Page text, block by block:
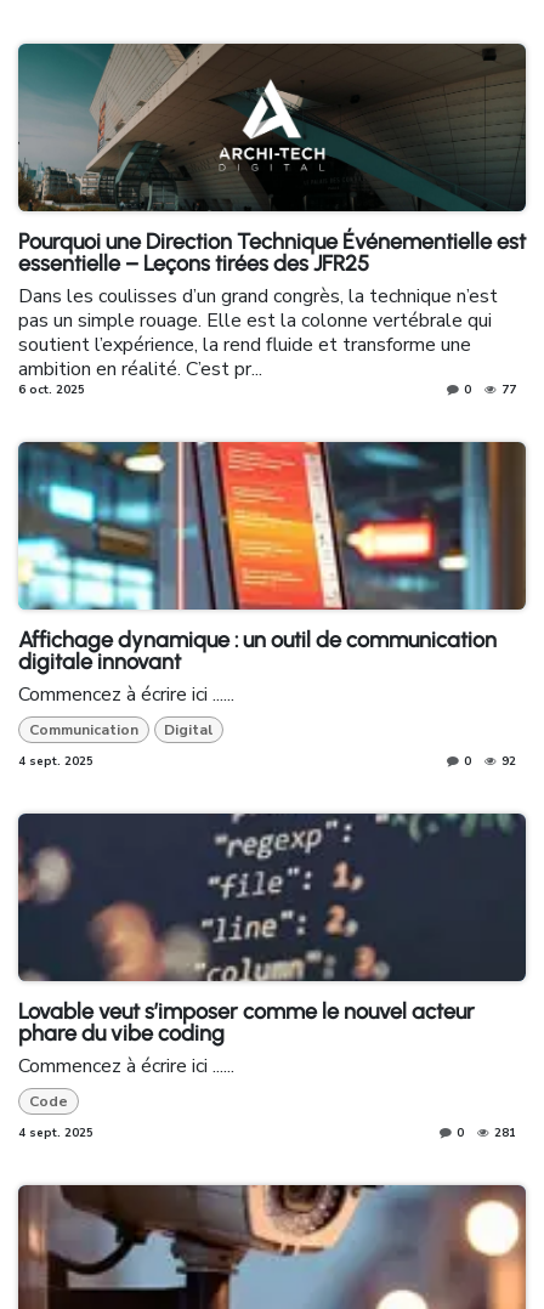
Pourquoi une Direction Technique Événementielle est
essentielle – Leçons tirées des JFR25
Dans les coulisses d’un grand congrès, la technique n’est
pas un simple rouage. Elle est la colonne vertébrale qui
soutient l’expérience, la rend fluide et transforme une
ambition en réalité. C’est pr...
6 oct. 2025 0 77
Affichage dynamique : un outil de communication
digitale innovant
Commencez à écrire ici ......
Communication Digital
4 sept. 2025 0 92
Lovable veut s’imposer comme le nouvel acteur
phare du vibe coding
Commencez à écrire ici ......
Code
4 sept. 2025 0 281